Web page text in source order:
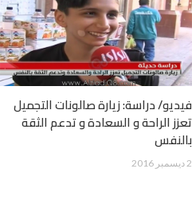
فيديو/ دراسة: زيارة صالونات التجميل
تعزز الراحة و السعادة و تدعم الثقة
بالنفس
2 ديسمبر 2016